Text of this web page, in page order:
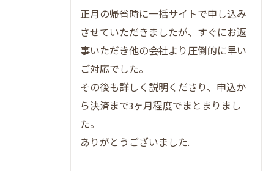
正月の帰省時に一括サイトで申し込み
させていただきましたが、すぐにお返
事いただき他の会社より圧倒的に早い
ご対応でした。
その後も詳しく説明くださり、申込か
ら決済まで3ヶ月程度でまとまりまし
た。
ありがとうございました.